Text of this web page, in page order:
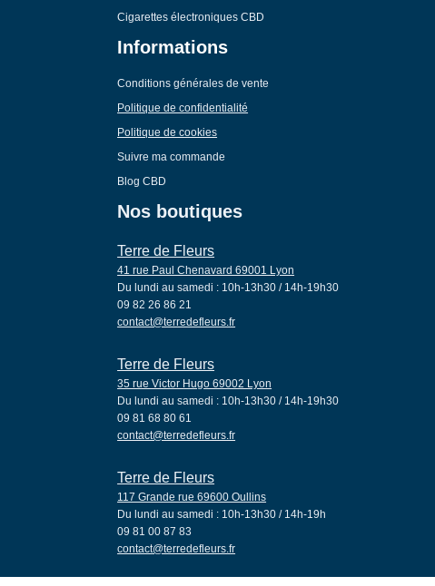
Cigarettes électroniques CBD
Informations
Conditions générales de vente
Politique de confidentialité
Politique de cookies
Suivre ma commande
Blog CBD
Nos boutiques
Terre de Fleurs
41 rue Paul Chenavard 69001 Lyon
Du lundi au samedi : 10h-13h30 / 14h-19h30
09 82 26 86 21
contact@terredefleurs.fr
Terre de Fleurs
35 rue Victor Hugo 69002 Lyon
Du lundi au samedi : 10h-13h30 / 14h-19h30
09 81 68 80 61
contact@terredefleurs.fr
Terre de Fleurs
117 Grande rue 69600 Oullins
Du lundi au samedi : 10h-13h30 / 14h-19h
09 81 00 87 83
contact@terredefleurs.fr